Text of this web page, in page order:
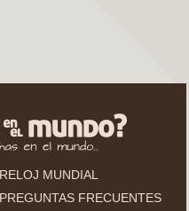
RELOJ MUNDIAL
PREGUNTAS FRECUENTES